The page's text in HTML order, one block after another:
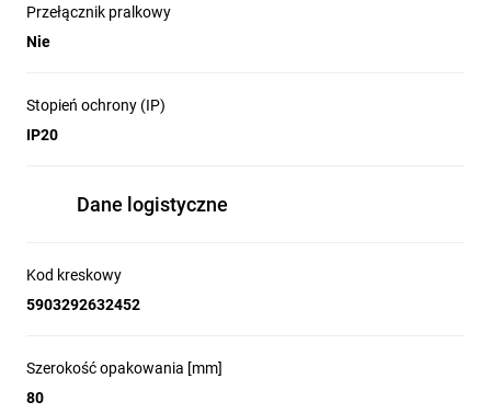
Przełącznik pralkowy
Nie
Stopień ochrony (IP)
IP20
Dane logistyczne
Kod kreskowy
5903292632452
Szerokość opakowania [mm]
80